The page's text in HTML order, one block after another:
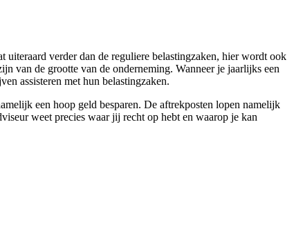
uiteraard verder dan de reguliere belastingzaken, hier wordt ook
van de grootte van de onderneming. Wanneer je jaarlijks een
assisteren met hun belastingzaken.
een hoop geld besparen. De aftrekposten lopen namelijk
weet precies waar jij recht op hebt en waarop je kan